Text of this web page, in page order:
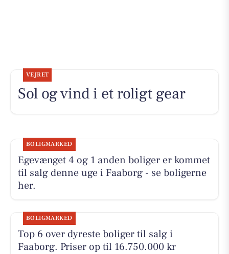
VEJRET
Sol og vind i et roligt gear
BOLIGMARKED
Egevænget 4 og 1 anden boliger er kommet
til salg denne uge i Faaborg - se boligerne
her.
BOLIGMARKED
Top 6 over dyreste boliger til salg i
Faaborg. Priser op til 16.750.000 kr